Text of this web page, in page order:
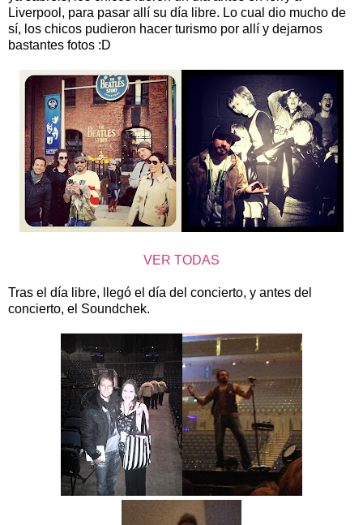
Liverpool, para pasar allí su día libre. Lo cual dio mucho de
sí, los chicos pudieron hacer turismo por allí y dejarnos
bastantes fotos :D
VER TODAS
Tras el día libre, llegó el día del concierto, y antes del
concierto, el Soundchek.